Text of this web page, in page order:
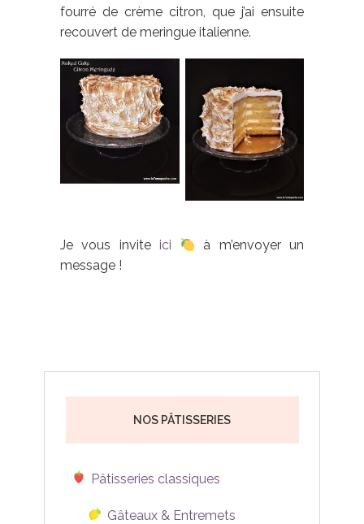
fourré de crème citron, que j’ai ensuite
recouvert de meringue italienne.
Je vous inviteici
à m’envoyer un
message !
NOS PÂTISSERIES
Pâtisseries classiques
Gâteaux & Entremets